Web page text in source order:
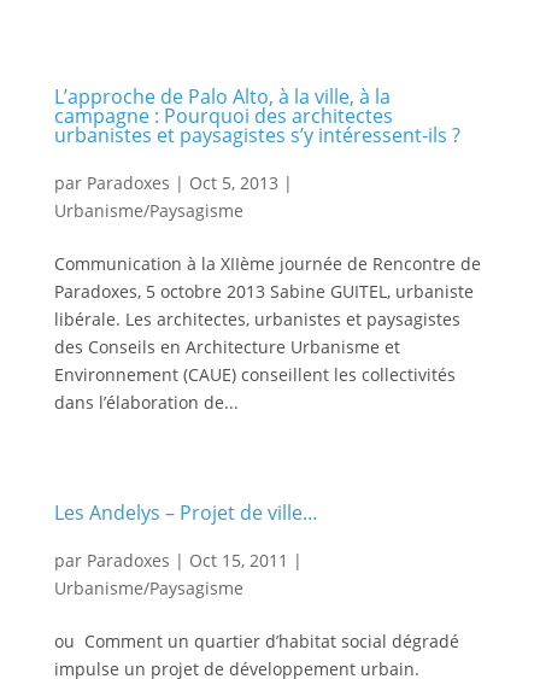
L’approche de Palo Alto, à la ville, à la
campagne : Pourquoi des architectes
urbanistes et paysagistes s’y intéressent-ils ?
par Paradoxes | Oct 5, 2013 |
Urbanisme/Paysagisme
Communication à la XIIème journée de Rencontre de
Paradoxes, 5 octobre 2013 Sabine GUITEL, urbaniste
libérale. Les architectes, urbanistes et paysagistes
des Conseils en Architecture Urbanisme et
Environnement (CAUE) conseillent les collectivités
dans l’élaboration de...
Les Andelys – Projet de ville…
par Paradoxes | Oct 15, 2011 |
Urbanisme/Paysagisme
ou Comment un quartier d’habitat social dégradé
impulse un projet de développement urbain.